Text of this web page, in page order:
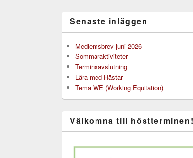
Senaste inläggen
Medlemsbrev juni 2026
Sommaraktiviteter
Terminsavslutning
Lära med Hästar
Tema WE (Working Equitation)
Välkomna till höstterminen!